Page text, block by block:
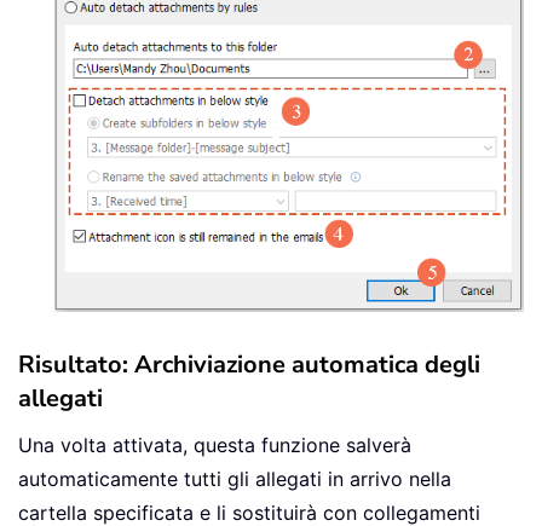
Risultato: Archiviazione automatica degli
allegati
Una volta attivata, questa funzione salverà
automaticamente tutti gli allegati in arrivo nella
cartella specificata e li sostituirà con collegamenti